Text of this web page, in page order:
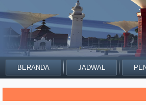
BERANDA JADWAL